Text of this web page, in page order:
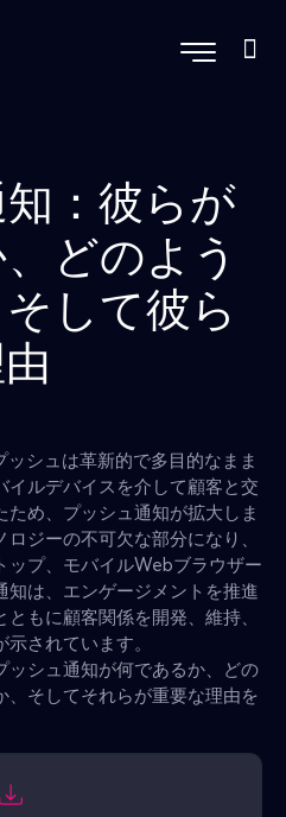
：彼らが
どのよう
して彼ら
シュは革新的で多目的なまま
イルデバイスを介して顧客と交
め、プッシュ通知が拡大しま
ジーの不可欠な部分になり、
ップ、モバイルWebブラウザー
知は、エンゲージメントを推進
もに顧客関係を開発、維持、
されています。
ッシュ通知が何であるか、どの
、そしてそれらが重要な理由を